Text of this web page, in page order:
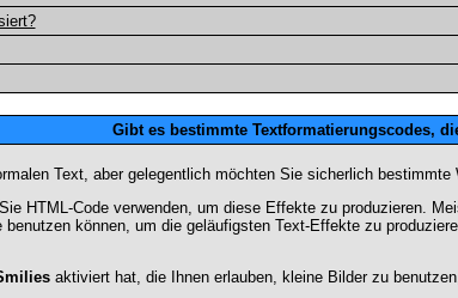
Gibt es bestimmte Textformatierungscodes,
Text, aber gelegentlich möchten Sie sicherlich
HTML-Code verwenden, um diese Effekte zu produzieren.
können, um die geläufigsten Text-Effekte zu
aktiviert hat, die Ihnen erlauben, kleine Bilder zu